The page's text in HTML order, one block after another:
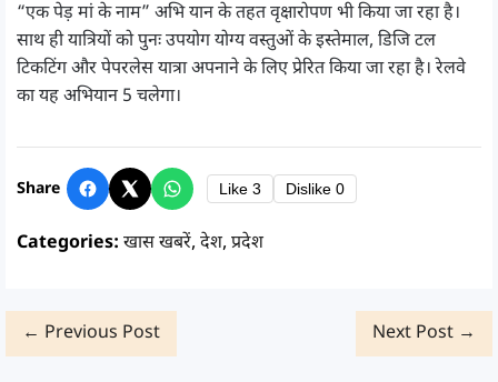
“एक पेड़ मां के नाम” अभि यान के तहत वृक्षारोपण भी किया जा रहा है।
साथ ही यात्रियों को पुनः उपयोग योग्य वस्तुओं के इस्तेमाल, डिजि टल
टिकटिंग और पेपरलेस यात्रा अपनाने के लिए प्रेरित किया जा रहा है। रेलवे
का यह अभियान 5 चलेगा।
Share Like 3 Dislike 0
Categories: खास खबरें, देश, प्रदेश
← Previous Post Next Post →